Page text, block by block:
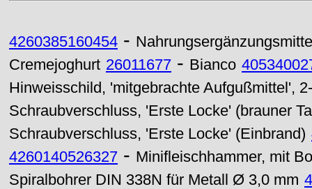
4260385160454 -
Cremejoghurt 26011677 - Bianco
Hinweisschild, 'mitgebrachte Aufgußmittel',
Schraubverschluss, 'Erste Locke' (brauner
Schraubverschluss, 'Erste Locke' (Einbrand)
4260140526327 - Minifleischhammer, mit
Spiralbohrer DIN 338N für Metall Ø 3,0 mm